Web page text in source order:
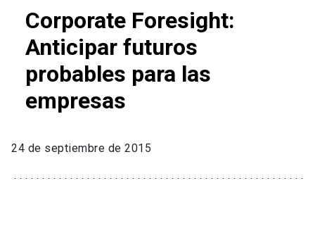
Corporate Foresight:
Anticipar futuros
probables para las
empresas
24 de septiembre de 2015